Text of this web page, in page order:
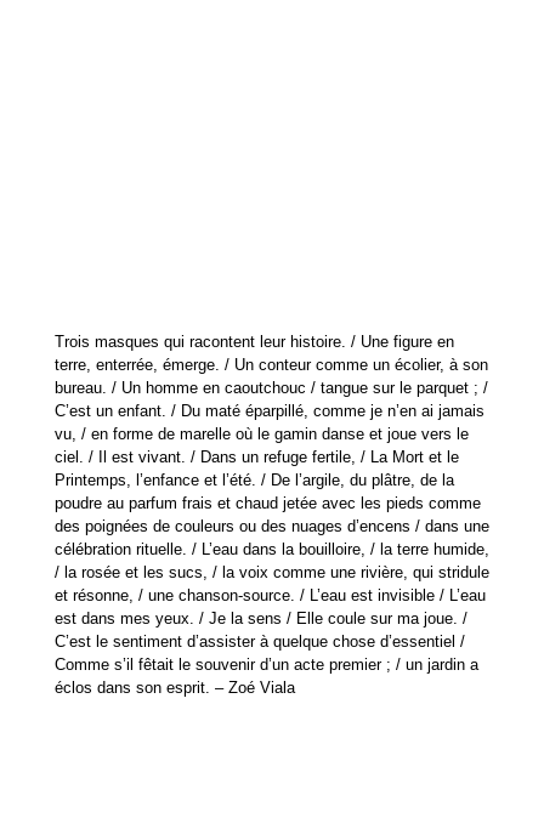
Trois masques qui racontent leur histoire. / Une figure en
terre, enterrée, émerge. / Un conteur comme un écolier, à son
bureau. / Un homme en caoutchouc / tangue sur le parquet ; /
C’est un enfant. / Du maté éparpillé, comme je n’en ai jamais
vu, / en forme de marelle où le gamin danse et joue vers le
ciel. / Il est vivant. / Dans un refuge fertile, / La Mort et le
Printemps, l’enfance et l’été. / De l’argile, du plâtre, de la
poudre au parfum frais et chaud jetée avec les pieds comme
des poignées de couleurs ou des nuages d’encens / dans une
célébration rituelle. / L’eau dans la bouilloire, / la terre humide,
/ la rosée et les sucs, / la voix comme une rivière, qui stridule
et résonne, / une chanson-source. / L’eau est invisible / L’eau
est dans mes yeux. / Je la sens / Elle coule sur ma joue. /
C’est le sentiment d’assister à quelque chose d’essentiel /
Comme s’il fêtait le souvenir d’un acte premier ; / un jardin a
éclos dans son esprit. – Zoé Viala